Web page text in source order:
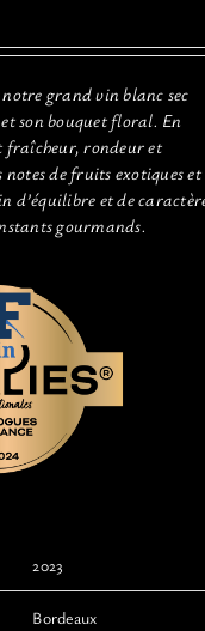
grand vin blanc sec
son bouquet floral. En
fraîcheur, rondeur et
de fruits exotiques et
d’équilibre et de
gourmands.
2023
Bordeaux